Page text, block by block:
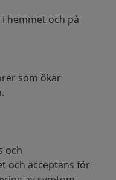
hemmet och på
som ökar
och
och acceptans för